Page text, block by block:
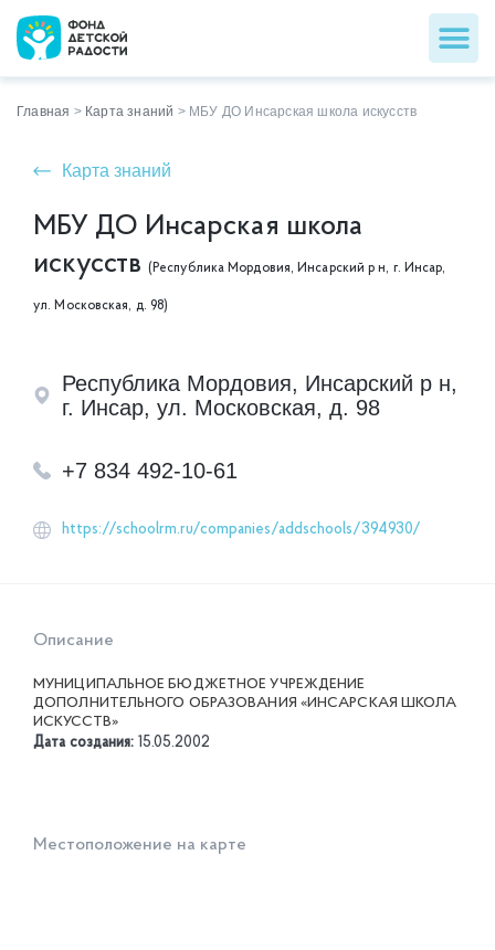
Главная > Карта знаний > МБУ ДО Инсарская школа искусств
Карта знаний
МБУ ДО Инсарская школа
искусств (Республика Мордовия, Инсарский р н, г. Инсар,
ул. Московская, д. 98)
Республика Мордовия, Инсарский р н,
г. Инсар, ул. Московская, д. 98
+7 834 492-10-61
https://schoolrm.ru/companies/addschools/394930/
Описание
МУНИЦИПАЛЬНОЕ БЮДЖЕТНОЕ УЧРЕЖДЕНИЕ
ДОПОЛНИТЕЛЬНОГО ОБРАЗОВАНИЯ «ИНСАРСКАЯ ШКОЛА
ИСКУССТВ»
Дата создания: 15.05.2002
Местоположение на карте